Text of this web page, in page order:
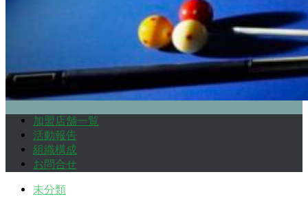
加盟店舗一覧
活動報告
組織構成
お問合せ
未分類